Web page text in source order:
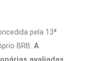
pela 13ª
BRB. A